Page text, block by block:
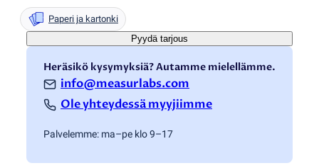
Paperi ja kartonki
Pyydä tarjous
Heräsikö kysymyksiä? Autamme mielellämme.
info@measurlabs.com
Ole yhteydessä myyjiimme
Palvelemme: ma–pe klo 9–17